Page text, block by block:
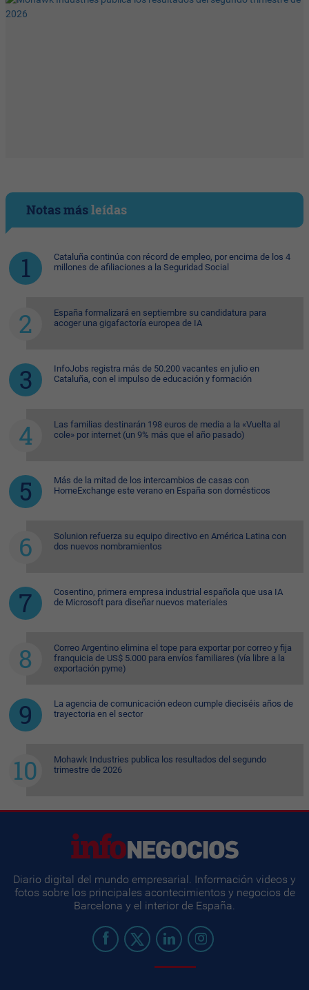
Notas másleídas
Cataluña continúa con récord de empleo, por encima de los 4
millones de afiliaciones a la Seguridad Social
España formalizará en septiembre su candidatura para
acoger una gigafactoría europea de IA
InfoJobs registra más de 50.200 vacantes en julio en
Cataluña, con el impulso de educación y formación
Las familias destinarán 198 euros de media a la «Vuelta al
cole» por internet (un 9% más que el año pasado)
Más de la mitad de los intercambios de casas con
HomeExchange este verano en España son domésticos
Solunion refuerza su equipo directivo en América Latina con
dos nuevos nombramientos
Cosentino, primera empresa industrial española que usa IA
de Microsoft para diseñar nuevos materiales
Correo Argentino elimina el tope para exportar por correo y fija
franquicia de US$ 5.000 para envíos familiares (vía libre a la
exportación pyme)
La agencia de comunicación edeon cumple dieciséis años de
trayectoria en el sector
Mohawk Industries publica los resultados del segundo
trimestre de 2026
Diario digital del mundo empresarial. Información videos y
fotos sobre los principales acontecimientos y negocios de
Barcelona y el interior de España.